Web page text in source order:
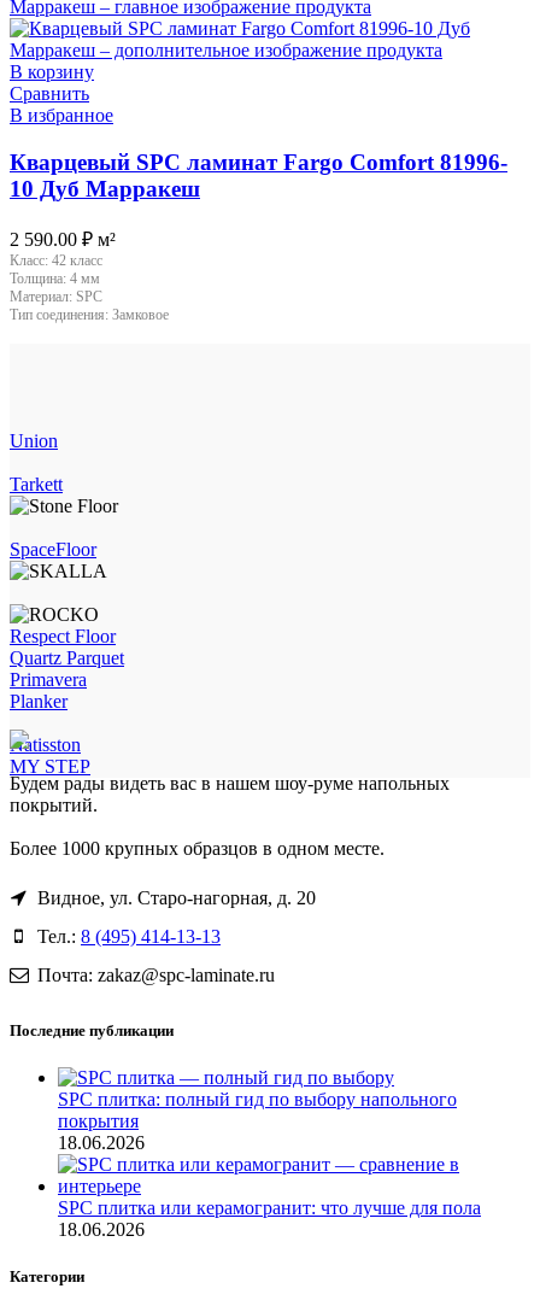
В корзину
Сравнить
В избранное
Кварцевый SPC ламинат Fargo Comfort 81996-
10 Дуб Марракеш
2 590.00 ₽ м²
Класс: 42 класс
Толщина: 4 мм
Материал: SPC
Тип соединения: Замковое
Union
Tarkett
SpaceFloor
Respect Floor
Quartz Parquet
Primavera
Planker
Natisston
MY STEP
Будем рады видеть вас в нашем шоу-руме напольных
покрытий.
Более 1000 крупных образцов в одном месте.
Видное, ул. Старо-нагорная, д. 20
Тел.: 8 (495) 414-13-13
Почта: zakaz@spc-laminate.ru
Последние публикации
SPC плитка: полный гид по выбору напольного
покрытия
18.06.2026
SPC плитка или керамогранит: что лучше для пола
18.06.2026
Категории